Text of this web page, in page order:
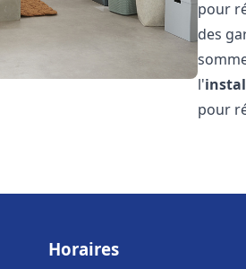
pour
des
l'
pour
Horaires